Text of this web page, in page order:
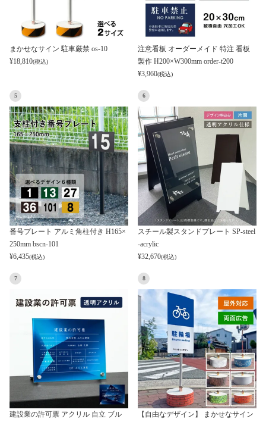
まかせなサイン 駐車厳禁 os-10
¥18,810(税込)
注意看板 オーダーメイド 特注 看板
製作 H200×W300mm order-t200
¥3,960(税込)
5
番号プレート アルミ角柱付き H165×
250mm bscn-101
¥6,435(税込)
6
スチール製スタンドプレート SP-steel
-acrylic
¥32,670(税込)
7
建設業の許可票 アクリル 自立 ブル
8
【自由なデザイン】 まかせなサイン